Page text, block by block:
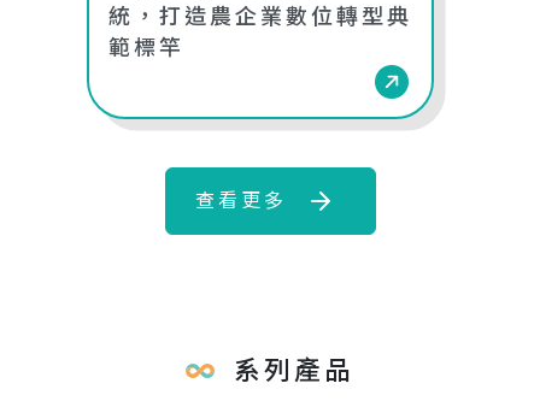
統，打造農企業數位轉型典
範標竿
查看更多
系列產品